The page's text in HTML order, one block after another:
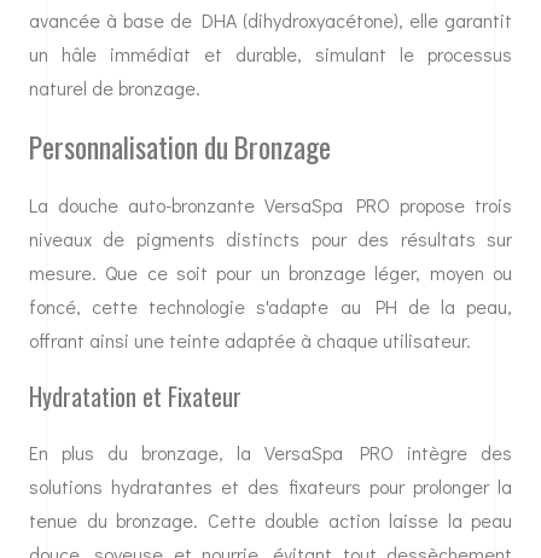
avancée à base de DHA (dihydroxyacétone), elle garantit
un hâle immédiat et durable, simulant le processus
naturel de bronzage.
Personnalisation du Bronzage
La douche auto-bronzante VersaSpa PRO propose trois
niveaux de pigments distincts pour des résultats sur
mesure. Que ce soit pour un bronzage léger, moyen ou
foncé, cette technologie s'adapte au PH de la peau,
offrant ainsi une teinte adaptée à chaque utilisateur.
Hydratation et Fixateur
En plus du bronzage, la VersaSpa PRO intègre des
solutions hydratantes et des fixateurs pour prolonger la
tenue du bronzage. Cette double action laisse la peau